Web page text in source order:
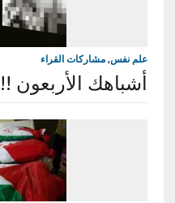
علم نفس, مشاركات القراء
أشباهك الأربعون